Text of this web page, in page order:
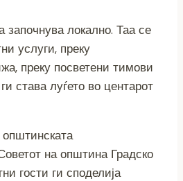
започнува локално. Таа се
услуги, преку
преку посветени тимови
става луѓето во центарот
на општина Градско
гости ги споделија